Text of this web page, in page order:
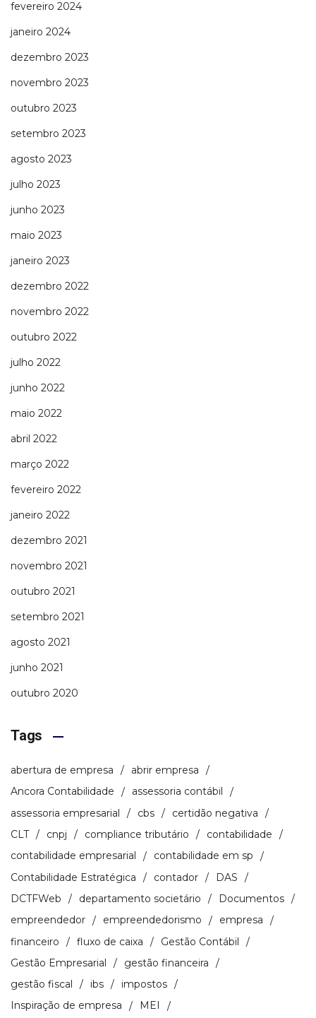
fevereiro 2024
janeiro 2024
dezembro 2023
novembro 2023
outubro 2023
setembro 2023
agosto 2023
julho 2023
junho 2023
maio 2023
janeiro 2023
dezembro 2022
novembro 2022
outubro 2022
julho 2022
junho 2022
maio 2022
abril 2022
março 2022
fevereiro 2022
janeiro 2022
dezembro 2021
novembro 2021
outubro 2021
setembro 2021
agosto 2021
junho 2021
outubro 2020
Tags
abertura de empresa
abrir empresa
Ancora Contabilidade
assessoria contábil
assessoria empresarial
cbs
certidão negativa
CLT
cnpj compliance tributário
contabilidade
contabilidade empresarial
contabilidade em sp
Contabilidade Estratégica
contador
DAS
DCTFWeb
departamento societário
Documentos
empreendedor
empreendedorismo
empresa
financeiro
fluxo de caixa
Gestão Contábil
Gestão Empresarial
gestão financeira
gestão fiscal
ibs
impostos
Inspiração de empresa
MEI